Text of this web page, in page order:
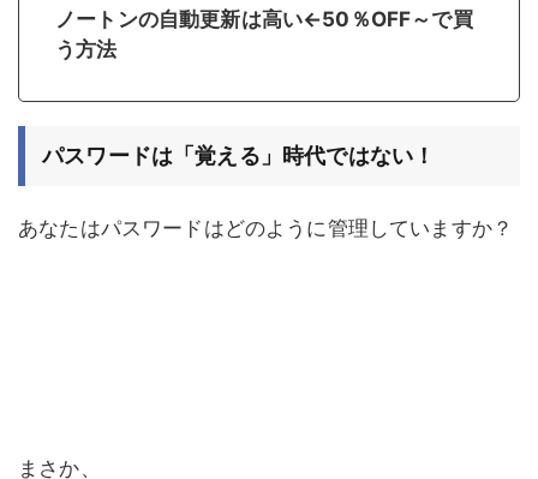
ノートンの自動更新は高い←50％OFF～で買
う方法
パスワードは「覚える」時代ではない！
あなたはパスワードはどのように管理していますか？
まさか、